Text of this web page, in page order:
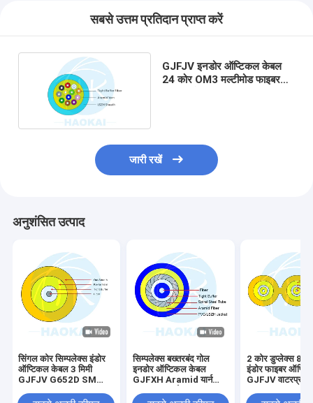
सबसे उत्तम प्रतिदान प्राप्त करें
GJFJV इनडोर ऑप्टिकल केबल
24 कोर OM3 मल्टीमोड फाइबर
जारी रखें
अनुशंसित उत्पाद
सिंगल कोर सिम्पलेक्स इंडोर
ऑप्टिकल केबल 3 मिमी
GJFJV G652D SM
सिम्पलेक्स बख्तरबंद गोल
इनडोर ऑप्टिकल केबल
GJFXH Aramid यार्न
2 कोर डुप्लेक्स 8
इंडोर फाइबर
GJFJV वाटरप्रूफ